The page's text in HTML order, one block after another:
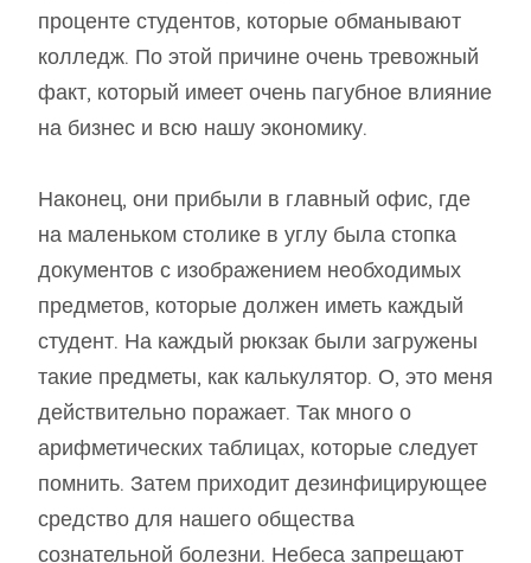
проценте студентов, которые обманывают
колледж. По этой причине очень тревожный
факт, который имеет очень пагубное влияние
на бизнес и всю нашу экономику.
Наконец, они прибыли в главный офис, где
на маленьком столике в углу была стопка
документов с изображением необходимых
предметов, которые должен иметь каждый
студент. На каждый рюкзак были загружены
такие предметы, как калькулятор. О, это меня
действительно поражает. Так много о
арифметических таблицах, которые следует
помнить. Затем приходит дезинфицирующее
средство для нашего общества
сознательной болезни. Небеса запрещают